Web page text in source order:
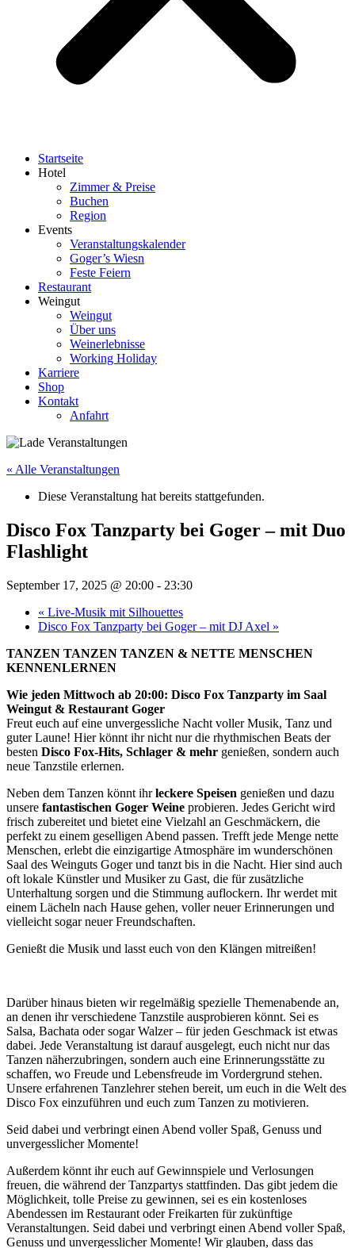
Startseite
Hotel
Zimmer & Preise
Buchen
Region
Events
Veranstaltungskalender
Goger’s Wiesn
Feste Feiern
Restaurant
Weingut
Weingut
Über uns
Weinerlebnisse
Working Holiday
Karriere
Shop
Kontakt
Anfahrt
« Alle Veranstaltungen
Diese Veranstaltung hat bereits stattgefunden.
Disco Fox Tanzparty bei Goger – mit Duo
Flashlight
September 17, 2025 @ 20:00 - 23:30
« Live-Musik mit Silhouettes
Disco Fox Tanzparty bei Goger – mit DJ Axel »
TANZEN TANZEN TANZEN & NETTE MENSCHEN
KENNENLERNEN
Wie jeden Mittwoch ab 20:00: Disco Fox Tanzparty im Saal
Weingut & Restaurant Goger
Freut euch auf eine unvergessliche Nacht voller Musik, Tanz und
guter Laune! Hier könnt ihr nicht nur die rhythmischen Beats der
besten Disco Fox-Hits, Schlager & mehr genießen, sondern auch
neue Tanzstile erlernen.
Neben dem Tanzen könnt ihrleckere Speisen genießen und dazu
unsere fantastischen Goger Weine probieren. Jedes Gericht wird
frisch zubereitet und bietet eine Vielzahl an Geschmäckern, die
perfekt zu einem geselligen Abend passen. Trefft jede Menge nette
Menschen, erlebt die einzigartige Atmosphäre im wunderschönen
Saal des Weinguts Goger und tanzt bis in die Nacht. Hier sind auch
oft lokale Künstler und Musiker zu Gast, die für zusätzliche
Unterhaltung sorgen und die Stimmung auflockern. Ihr werdet mit
einem Lächeln nach Hause gehen, voller neuer Erinnerungen und
vielleicht sogar neuer Freundschaften.
Genießt die Musik und lasst euch von den Klängen mitreißen!
Darüber hinaus bieten wir regelmäßig spezielle Themenabende an,
an denen ihr verschiedene Tanzstile ausprobieren könnt. Sei es
Salsa, Bachata oder sogar Walzer – für jeden Geschmack ist etwas
dabei. Jede Veranstaltung ist darauf ausgelegt, euch nicht nur das
Tanzen näherzubringen, sondern auch eine Erinnerungsstätte zu
schaffen, wo Freude und Lebensfreude im Vordergrund stehen.
Unsere erfahrenen Tanzlehrer stehen bereit, um euch in die Welt des
Disco Fox einzuführen und euch zum Tanzen zu motivieren.
Seid dabei und verbringt einen Abend voller Spaß, Genuss und
unvergesslicher Momente!
Außerdem könnt ihr euch auf Gewinnspiele und Verlosungen
freuen, die während der Tanzpartys stattfinden. Das gibt jedem die
Möglichkeit, tolle Preise zu gewinnen, sei es ein kostenloses
Abendessen im Restaurant oder Freikarten für zukünftige
Veranstaltungen. Seid dabei und verbringt einen Abend voller Spaß,
Genuss und unvergesslicher Momente! Wir glauben, dass das